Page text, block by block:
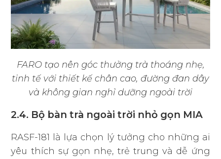
FARO tạo nên góc thưởng trà thoáng nhẹ,
tinh tế với thiết kế chân cao, đường đan dây
và không gian nghỉ dưỡng ngoài trời
2.4. Bộ bàn trà ngoài trời nhỏ gọn MIA
RASF-181 là lựa chọn lý tưởng cho những ai
yêu thích sự gọn nhẹ, trẻ trung và dễ ứng